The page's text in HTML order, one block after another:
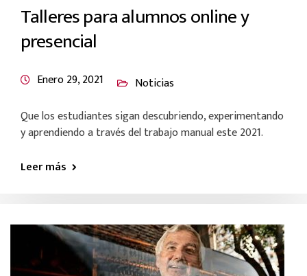
Talleres para alumnos online y
presencial
Enero 29, 2021
Noticias
Que los estudiantes sigan descubriendo, experimentando
y aprendiendo a través del trabajo manual este 2021.
Leer más